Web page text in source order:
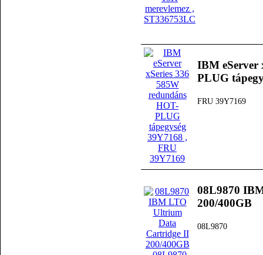
IBM eServer
PLUG
FRU 39Y7169
08L9870
200/400GB
08L9870